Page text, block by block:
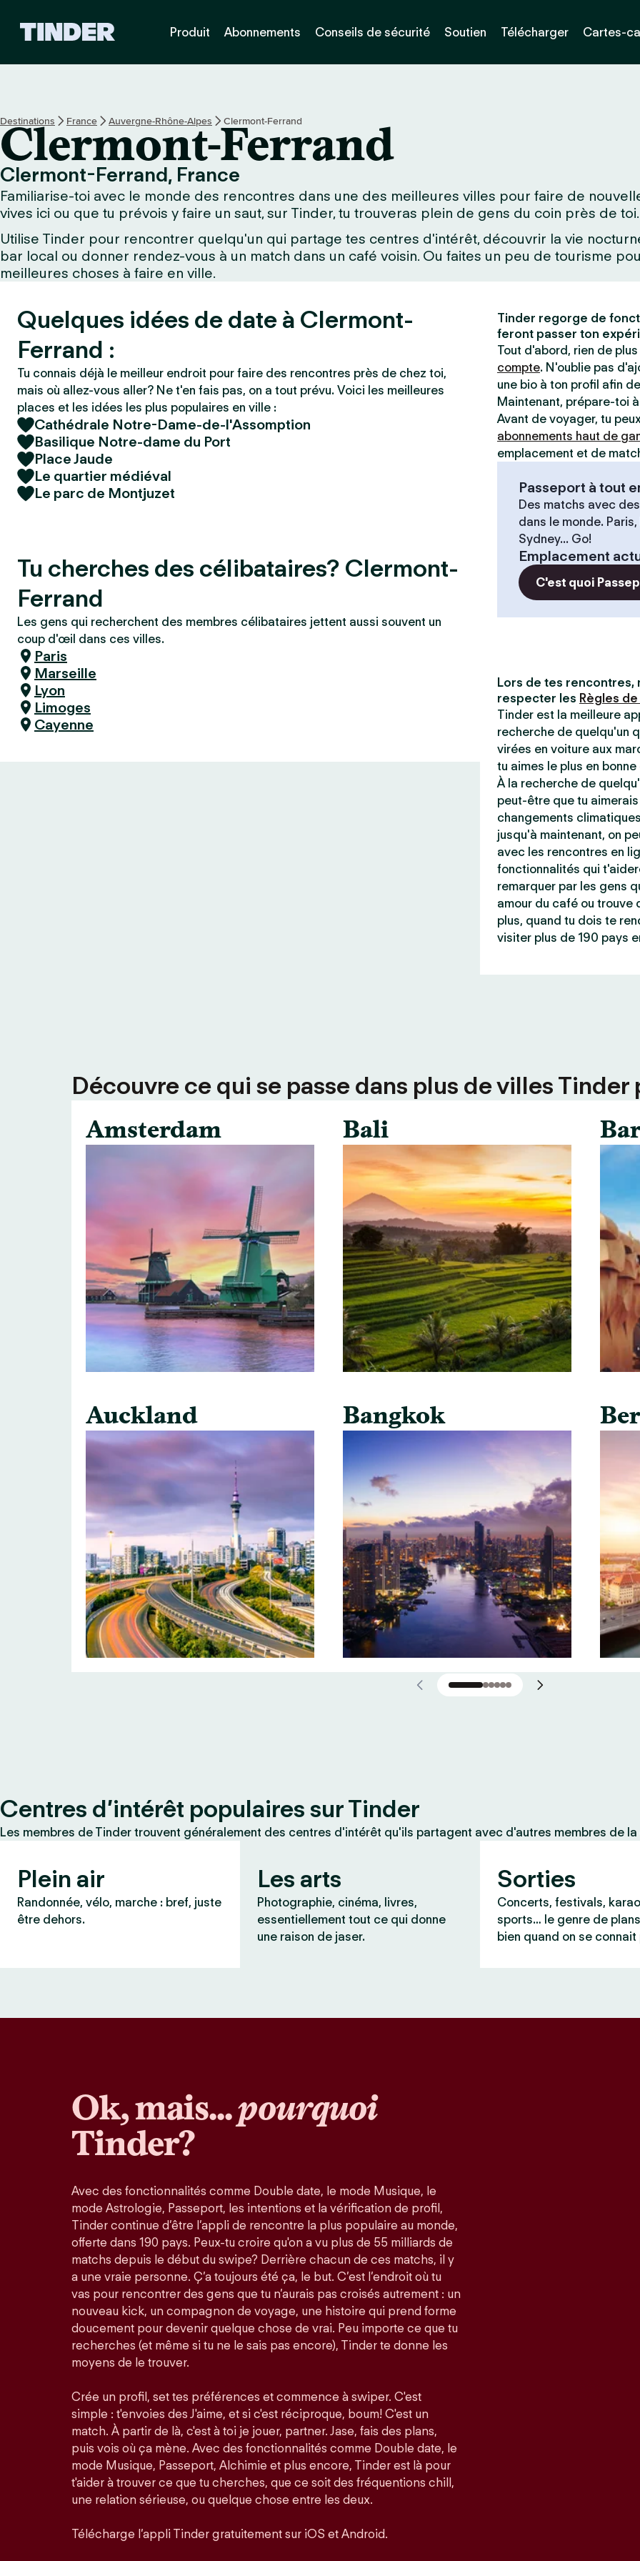
l
T
d
e
r
Produit Abonnements Conseils de sécurité Soutien Télécharger Cartes-
Destinations France Auvergne-Rhône-Alpes Clermont-Ferrand
Clermont-Ferrand
Clermont-Ferrand, France
Familiarise-toi avec le monde des rencontres dans une des meilleures villes pour faire de
vives ici ou que tu prévois y faire un saut, sur Tinder, tu trouveras plein de gens du coin près de toi.
Utilise Tinder pour rencontrer quelqu'un qui partage tes centres d'intérêt, découvrir la vie
bar local ou donner rendez-vous à un match dans un café voisin. Ou faites un peu de tourisme
meilleures choses à faire en ville.
Quelques idées de date à Clermont-
Ferrand :
Tu connais déjà le meilleur endroit pour faire des rencontres près de chez toi,
mais où allez-vous aller? Ne t'en fais pas, on a tout prévu. Voici les meilleures
places et les idées les plus populaires en ville :
Cathédrale Notre-Dame-de-l'Assomption
Basilique Notre-dame du Port
Place Jaude
Le quartier médiéval
Le parc de Montjuzet
Tu cherches des célibataires? Clermont-
Ferrand
Les gens qui recherchent des membres célibataires jettent aussi souvent un
coup d'œil dans ces villes.
Paris
Marseille
Lyon
Limoges
Cayenne
Tinder regorge de
feront passer ton
Tout d'abord, rien de
compte. N'oublie pas
une bio à ton profil afin
Maintenant, prépare-toi à
Avant de voyager, tu
abonnements haut de
emplacement et de
Passeport à tout
Des matchs avec
dans le monde.
Sydney... Go!
Emplacement
C'est quoi
Lors de tes rencontres,
respecter les Règles
Tinder est la meilleure
recherche de quelqu'un
virées en voiture aux
tu aimes le plus en
À la recherche de
peut-être que tu
changements
jusqu'à maintenant, on
avec les rencontres en
fonctionnalités qui
remarquer par les gens
amour du café ou trouve
plus, quand tu dois te
visiter plus de 190 pays
Découvre ce qui se passe dans plus de villes Tinder
Amsterdam
Auckland
Bali
Bangkok
Centres d’intérêt populaires sur Tinder
Les membres de Tinder trouvent généralement des centres d'intérêt qu'ils partagent avec d'autres membres de
Plein air
Randonnée, vélo, marche : bref, juste
être dehors.
Les arts
Photographie, cinéma, livres,
essentiellement tout ce qui donne
une raison de jaser.
Sorties
Concerts, festivals,
sports… le genre de
bien quand on se
Ok, mais...pourquoi
Tinder?
Avec des fonctionnalités comme Double date, le mode Musique, le
mode Astrologie, Passeport, les intentions et la vérification de profil,
Tinder continue d’être l’appli de rencontre la plus populaire au monde,
offerte dans 190 pays. Peux-tu croire qu'on a vu plus de 55 milliards de
matchs depuis le début du swipe? Derrière chacun de ces matchs, il y
a une vraie personne. Ç’a toujours été ça, le but. C’est l’endroit où tu
vas pour rencontrer des gens que tu n’aurais pas croisés autrement : un
nouveau kick, un compagnon de voyage, une histoire qui prend forme
doucement pour devenir quelque chose de vrai. Peu importe ce que tu
recherches (et même si tu ne le sais pas encore), Tinder te donne les
moyens de le trouver.
Crée un profil, set tes préférences et commence à swiper. C'est
simple : t'envoies des J'aime, et si c'est réciproque, boum! C'est un
match. À partir de là, c'est à toi je jouer, partner. Jase, fais des plans,
puis vois où ça mène. Avec des fonctionnalités comme Double date, le
mode Musique, Passeport, Alchimie et plus encore, Tinder est là pour
t'aider à trouver ce que tu cherches, que ce soit des fréquentions chill,
une relation sérieuse, ou quelque chose entre les deux.
Télécharge l’appli Tinder gratuitement sur iOS et Android.